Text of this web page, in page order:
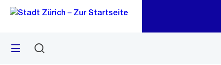
Navigation
Sprunglink
Menü